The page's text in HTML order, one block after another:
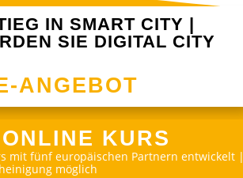
IN SMART CITY |
SIE DIGITAL CITY
ANGEBOT
KURS
mit fünf europäischen Partnern entwickelt |
möglich